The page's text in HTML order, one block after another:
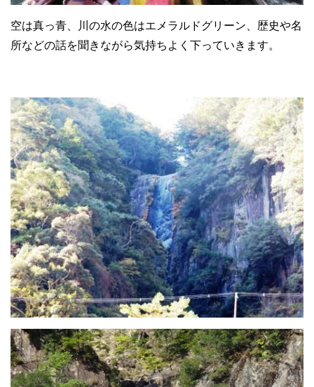
空は真っ青、川の水の色はエメラルドグリーン、歴史や名
所などの話を聞きながら気持ちよく下っていきます。